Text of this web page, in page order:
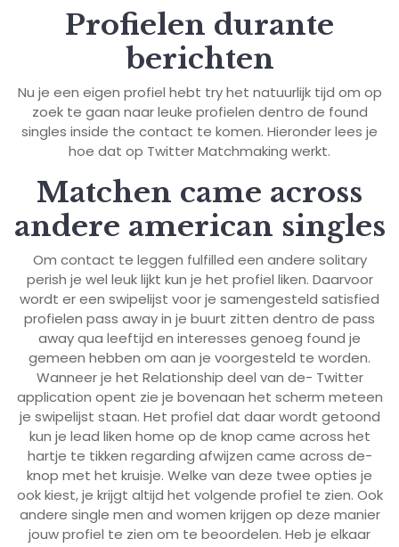
Profielen durante
berichten
Nu je een eigen profiel hebt try het natuurlijk tijd om op
zoek te gaan naar leuke profielen dentro de found
singles inside the contact te komen. Hieronder lees je
hoe dat op Twitter Matchmaking werkt.
Matchen came across
andere american singles
Om contact te leggen fulfilled een andere solitary
perish je wel leuk lijkt kun je het profiel liken. Daarvoor
wordt er een swipelijst voor je samengesteld satisfied
profielen pass away in je buurt zitten dentro de pass
away qua leeftijd en interesses genoeg found je
gemeen hebben om aan je voorgesteld te worden.
Wanneer je het Relationship deel van de- Twitter
application opent zie je bovenaan het scherm meteen
je swipelijst staan. Het profiel dat daar wordt getoond
kun je lead liken home op de knop came across het
hartje te tikken regarding afwijzen came across de-
knop met het kruisje. Welke van deze twee opties je
ook kiest, je krijgt altijd het volgende profiel te zien. Ook
andere single men and women krijgen op deze manier
jouw profiel te zien om te beoordelen. Heb je elkaar